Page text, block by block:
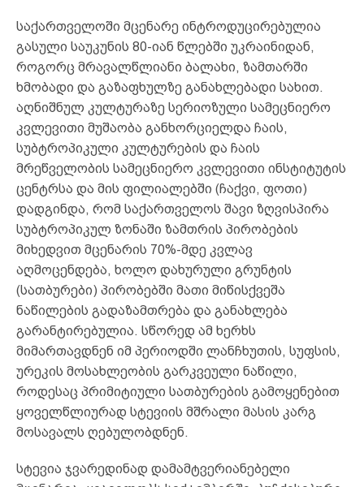
საქართველოში მცენარე ინტროდუცირებულია
გასული საუკუნის 80-იან წლებში უკრაინიდან,
როგორც მრავალწლიანი ბალახი, ზამთარში
ხმობადი და გაზაფხულზე განახლებადი სახით.
აღნიშნულ კულტურაზე სერიოზული სამეცნიერო
კვლევითი მუშაობა განხორციელდა ჩაის,
სუბტროპიკული კულტურების და ჩაის
მრეწველობის სამეცნიერო კვლევითი ინსტიტუტის
ცენტრსა და მის ფილიალებში (ჩაქვი, ფოთი)
დადგინდა, რომ საქართველოს შავი ზღვისპირა
სუბტროპიკულ ზონაში ზამთრის პირობების
მიხედვით მცენარის 70%-მდე კვლავ
აღმოცენდება, ხოლო დახურული გრუნტის
(სათბურები) პირობებში მათი მიწისქვეშა
ნაწილების გადაზამთრება და განახლება
გარანტირებულია. სწორედ ამ ხერხს
მიმართავდნენ იმ პერიოდში ლანჩხუთის, სუფსის,
ურეკის მოსახლეობის გარკვეული ნაწილი,
როდესაც პრიმიტიული სათბურების გამოყენებით
ყოველწლიურად სტევიის მშრალი მასის კარგ
მოსავალს ღებულობდნენ.
სტევია ჯვარედინად დამამტვერიანებელი